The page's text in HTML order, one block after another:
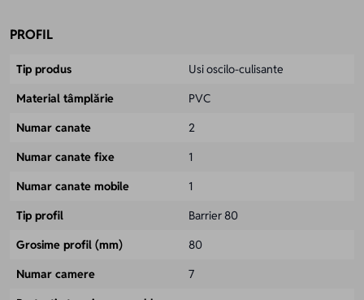
PROFIL
Tip produs
Usi oscilo-culisante
Material tâmplărie
PVC
Numar canate
2
Numar canate fixe
1
Numar canate mobile
1
Tip profil
Barrier 80
Grosime profil (mm)
80
Numar camere
7